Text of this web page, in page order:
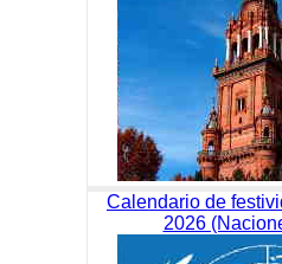
Calendario de
2026